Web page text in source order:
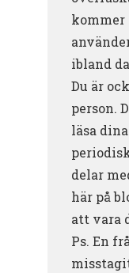
kommer
ibland
Du är
person.
läsa
delar
här på
att vara
Ps. En